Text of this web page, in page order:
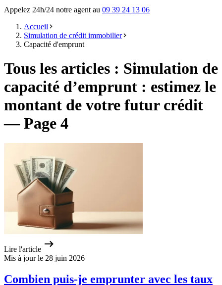
Appelez 24h/24 notre agent au 09 39 24 13 06
Accueil
Simulation de crédit immobilier
Capacité d'emprunt
Tous les articles : Simulation de
capacité d’emprunt : estimez le
montant de votre futur crédit
— Page 4
Lire l'article
Mis à jour le 28 juin 2026
Combien puis-je emprunter avec les taux